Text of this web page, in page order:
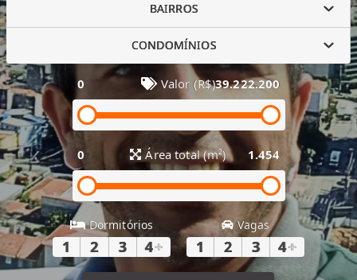
BAIRROS
CONDOMÍNIOS
0 Valor (R$)39.222.200
0 Área total (m²) 1.454
Dormitórios
1 2 3 4+
Vagas
1 2 3 4+